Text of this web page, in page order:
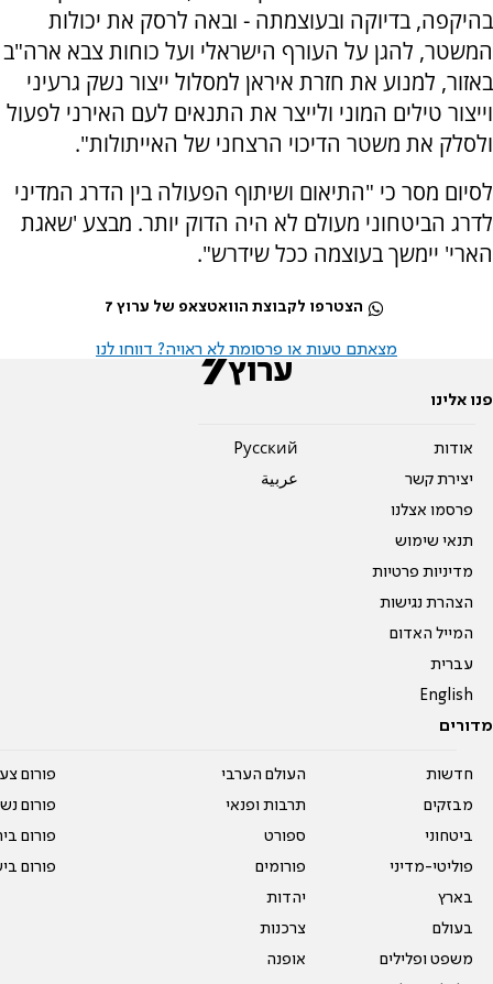
בהיקפה, בדיוקה ובעוצמתה - ובאה לרסק את יכולות
המשטר, להגן על העורף הישראלי ועל כוחות צבא ארה"ב
באזור, למנוע את חזרת איראן למסלול ייצור נשק גרעיני
וייצור טילים המוני ולייצר את התנאים לעם האירני לפעול
ולסלק את משטר הדיכוי הרצחני של האייתולות".
לסיום מסר כי "התיאום ושיתוף הפעולה בין הדרג המדיני
לדרג הביטחוני מעולם לא היה הדוק יותר. מבצע 'שאגת
הארי' יימשך בעוצמה ככל שידרש".
הצטרפו לקבוצת הוואטצאפ של ערוץ 7
מצאתם טעות או פרסומת לא ראויה? דווחו לנו
פנו אלינו
אודות
יצירת קשר
פרסמו אצלנו
תנאי שימוש
מדיניות פרטיות
הצהרת נגישות
המייל האדום
עברית
English
Pусский
عربية
מדורים
חדשות
מבזקים
ביטחוני
פוליטי-מדיני
בארץ
בעולם
משפט ופלילים
העולם הערבי
תרבות ופנאי
ספורט
פורומים
יהדות
צרכנות
אופנה
פורום
פורום
פורום
פורום